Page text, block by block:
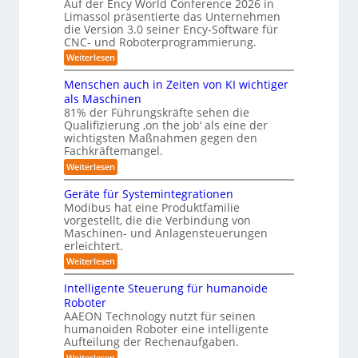
y
s
t
e
ü
r
R
o
b
o
t
i
k
u
n
d
L
g
i
s
R
e
i
n
r
ä
u
m
e
b
i
s
S
O
-
K
l
s
e
5
z
g
l
e
i
c
h
v
o
n
m
i
l
i
t
ä
r
i
s
c
h
e
r
B
o
e
r
o
b
o
i
-
S
t
a
t
i
o
n
e
n
-
S
c
h
w
i
ß
c
o
b
o
t
Auf der Ency World Conference 2026 in
Limassol präsentierte das Unternehmen
die Version 3.0 seiner Ency-Software für
CNC- und Roboterprogrammierung.
Weiterlesen:
P
ä
s
e
n
t
a
t
i
o
n
v
o
n
E
n
c
y
.
Menschen auch in Zeiten von KI wichtiger
als Maschinen
81% der Führungskräfte sehen die
Qualifizierung ‚on the job‘ als eine der
wichtigsten Maßnahmen gegen den
Fachkräftemangel.
Weiterlesen:
M
n
s
c
h
e
n
a
u
c
n
Z
e
Geräte für Systemintegrationen
Modibus hat eine Produktfamilie
vorgestellt, die die Verbindung von
Maschinen- und Anlagensteuerungen
erleichtert.
Weiterlesen:
G
e
r
t
e
f
ü
Intelligente Steuerung für humanoide
Roboter
AAEON Technology nutzt für seinen
humanoiden Roboter eine intelligente
Aufteilung der Rechenaufgaben.